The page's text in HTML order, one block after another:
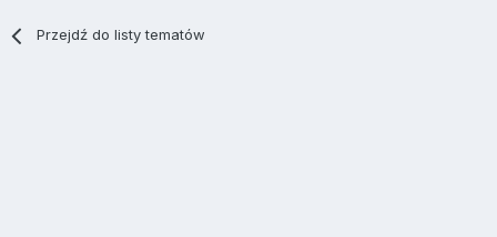
Przejdź do listy tematów